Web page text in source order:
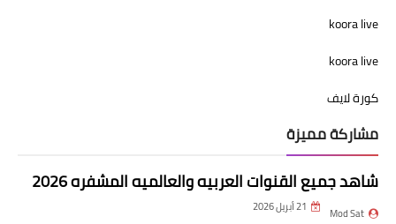
koora live
koora live
كورة لايف
مشاركة مميزة
شاهد جميع القنوات العربيه والعالميه المشفره 2026
Mod Sat 21 أبريل 2026